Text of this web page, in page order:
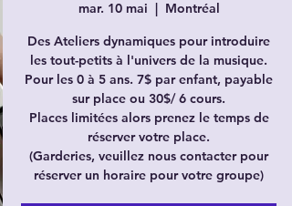
mar. 10 mai
  |
Montréal
Des Ateliers dynamiques pour introduire
les tout-petits à l'univers de la musique.
Pour les 0 à 5 ans. 7$ par enfant, payable
sur place ou 30$/ 6 cours.
Places limitées alors prenez le temps de
réserver votre place.
(Garderies, veuillez nous contacter pour
réserver un horaire pour votre groupe)